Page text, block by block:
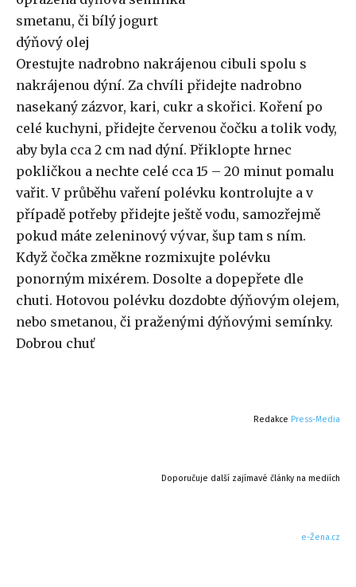
smetanu, či bílý jogurt
dýňový olej
Orestujte nadrobno nakrájenou cibuli spolu s
nakrájenou dýní. Za chvíli přidejte nadrobno
nasekaný zázvor, kari, cukr a skořici. Koření po
celé kuchyni, přidejte červenou čočku a tolik vody,
aby byla cca 2 cm nad dýní. Přiklopte hrnec
pokličkou a nechte celé cca 15 – 20 minut pomalu
vařit. V průběhu vaření polévku kontrolujte a v
případě potřeby přidejte ještě vodu, samozřejmě
pokud máte zeleninový vývar, šup tam s ním.
Když čočka změkne rozmixujte polévku
ponorným mixérem. Dosolte a dopepřete dle
chuti. Hotovou polévku dozdobte dýňovým olejem,
nebo smetanou, či praženými dýňovými semínky.
Dobrou chuť
Redakce Press-Media
Doporučuje další zajímavé články na mediích
e-Žena.cz